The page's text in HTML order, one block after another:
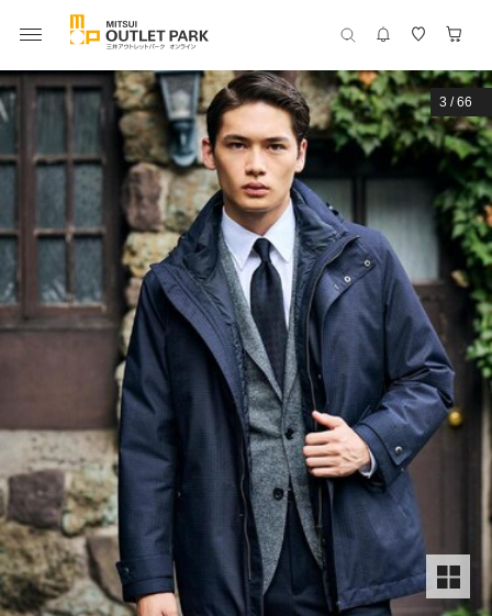
3 /66